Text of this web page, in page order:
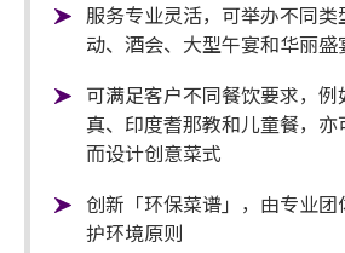
服务专业灵活，可举办不同类
动、酒会、大型午宴和华丽盛
可满足客户不同餐饮要求，例
真、印度耆那教和儿童餐，
而设计创意菜式
创新「环保菜谱」，由专业
护环境原则